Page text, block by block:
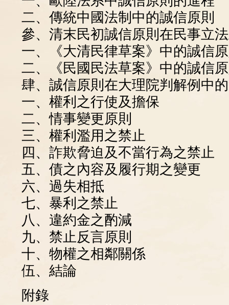
二、傳統中國法制中的誠信原則
參、清末民初誠信原則在民事立
一、《大清民律草案》中的誠信
二、《民國民法草案》中的誠信
肆、誠信原則在大理院判解例中
一、權利之行使及擔保
二、情事變更原則
三、權利濫用之禁止
四、詐欺脅迫及不當行為之禁止
五、債之內容及履行期之變更
六、過失相抵
七、暴利之禁止
八、違約金之酌減
九、禁止反言原則
十、物權之相鄰關係
伍、結論
附錄